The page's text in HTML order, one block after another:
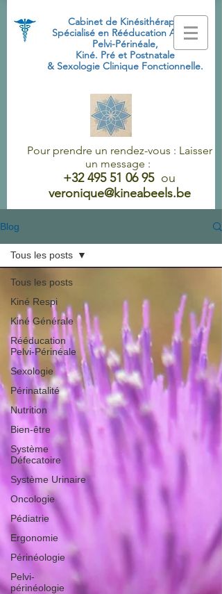
Cabinet de Kinésithérapie
Spécialisé en Rééducation Abdo-
Pelvi-Périnéale,
Kiné. Pré et Postnatale
& Sexologie Clinique Fonctionnelle.
Pour prendre un rendez-vous : Laisser
un message :
+32 495 51 06 95 ou
veronique@kineabeels.be
Blog
Tous les posts
Kiné Respi
Kiné Générale
Rééducation
Pelvi-Périnéale
Sexologie
Périnatalité
Nutrition
Bien-être
Système
Défecatoire
Système Urinaire
Oncologie
Pédiatrie
Ergonomie
Périnéologie
Pelvi-
périnéologie
Tous les posts